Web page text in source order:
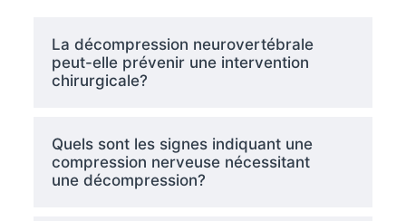
La décompression neurovertébrale
peut-elle prévenir une intervention
chirurgicale?
Quels sont les signes indiquant une
compression nerveuse nécessitant
une décompression?